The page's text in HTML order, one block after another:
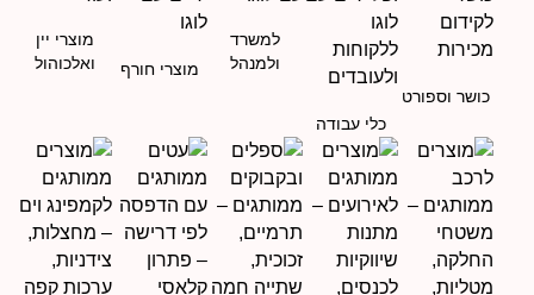
כושר וספורט
כלי עבודה
למשרד
ולמנהל
מוצרי חורף
מוצרי יין
ואלכוהול